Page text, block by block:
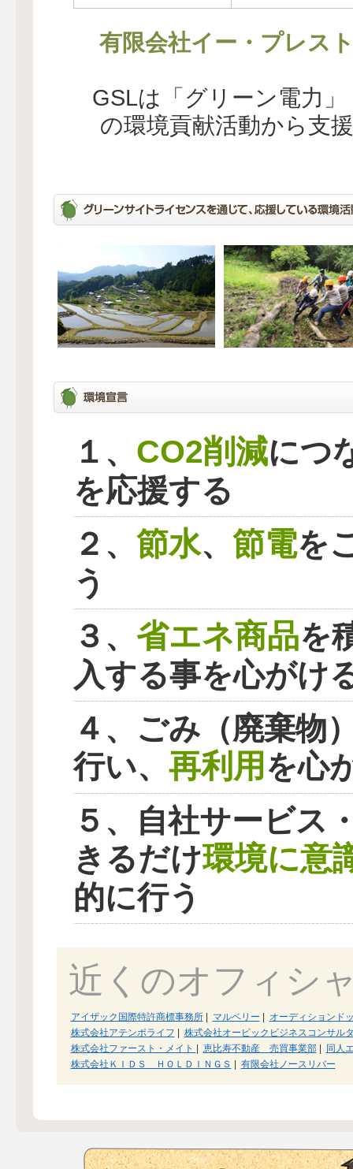
有限会社イー・プレス
GSLは「グリーン電力
の環境貢献活動から支
１、 CO2削減につ
を応援する
２、 節水、 節電を
う
３、 省エネ商品を
入する事を心がけ
４、ごみ（廃棄物
行い、 再利用を心
５、自社サービス
きるだけ環境に意
的に行う
近くのオフィシ
アイザック国際特許商標事務所| マルベリー
オーディションド
株式会社アテンポライフ
株式会社オービックビジネスコンサル
株式会社ファースト・メイト
恵比寿不動産 売買事業部|
同人
株式会社ＫＩＤＳ ＨＯＬＤＩＮＧＳ
有限会社ノースリバー